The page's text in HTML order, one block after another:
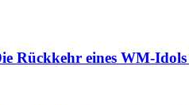
Rückkehr eines WM-